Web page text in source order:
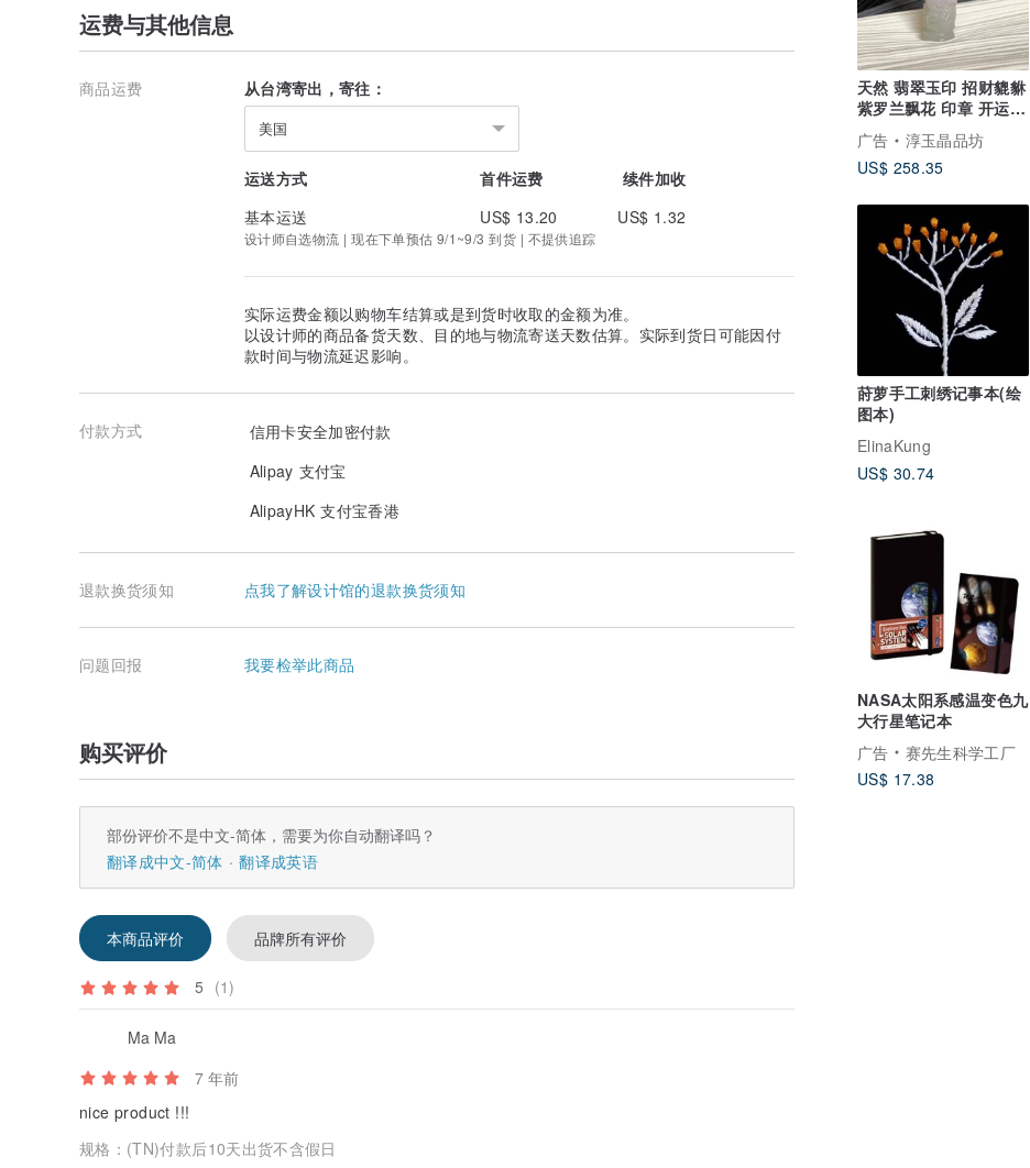
天然 翡翠玉印 招财貔貅
紫罗兰飘花 印章 开运印
鉴 免费开光
广告
淳玉晶品坊
US$ 258.35
莳萝手工刺绣记事本(绘
图本)
ElinaKung
US$ 30.74
NASA太阳系感温变色九
大行星笔记本
广告
赛先生科学工厂
US$ 17.38
运费与其他信息
商品运费 从台湾寄出，寄往：
美国
运送方式 首件运费
续件加收
基本运送
US$ 13.20 US$ 1.32
设计师自选物流 | 现在下单预估 9/1~9/3 到货 | 不提供追踪
实际运费金额以购物车结算或是到货时收取的金额为准。
以设计师的商品备货天数、目的地与物流寄送天数估算。实际到货日可能因付
款时间与物流延迟影响。
付款方式
信用卡安全加密付款
Alipay 支付宝
AlipayHK 支付宝香港
退款换货须知 点我了解设计馆的退款换货须知
问题回报 我要检举此商品
购买评价
部份评价不是中文-简体，需要为你自动翻译吗？
翻译成中文-简体
翻译成英语
本商品评价 品牌所有评价
5 (1)
Ma Ma
7 年前
nice product !!!
规格： (TN)付款后10天出货不含假日